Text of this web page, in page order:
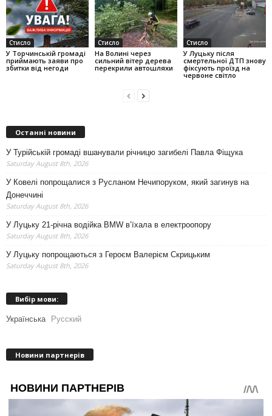
Стисло
У Торчинській громаді
приймають заяви про
збитки від негоди
Стисло
На Волині через
сильний вітер дерева
перекрили автошляхи
Стисло
У Луцьку після
смертельної ДТП знову
фіксують проїзд на
червоне світло
Останні новини
У Турійській громаді вшанували річницю загибелі Павла Фіщука
Saturday August 8th, 2026
У Ковелі попрощалися з Русланом Нечипоруком, який загинув на
Донеччині
Saturday August 8th, 2026
У Луцьку 21-річна водійка BMW в’їхала в електроопору
Saturday August 8th, 2026
У Луцьку попрощаються з Героєм Валерієм Скрицьким
Saturday August 8th, 2026
Вибір мови:
Українська Русский
Новини партнерів